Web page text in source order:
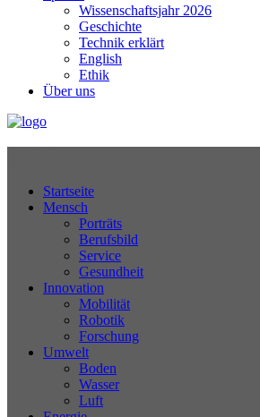
Wissenschaftsjahr 2026
Geschichte
Technik erklärt
English
Ethik
Über uns
Startseite
Mensch
Porträts
Berufsbild
Service
Gesundheit
Innovation
Mobilität
Robotik
Forschung
Umwelt
Boden
Wasser
Luft